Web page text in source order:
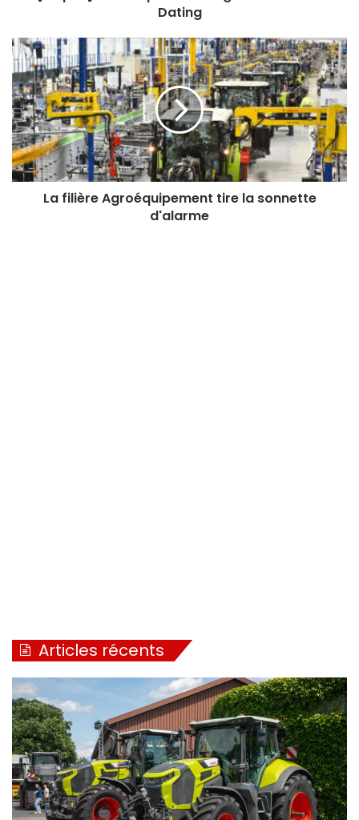
Dating
La
filière
Agroéquipement
tire
la
sonnette
d'alarme
La filière Agroéquipement tire la sonnette
d'alarme
Articles récents